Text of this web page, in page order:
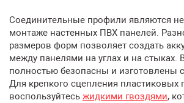
Соединительные профили являются
монтаже настенных ПВХ панелей.
размеров форм позволяет создать
между панелями на углах и на стыках.
полностью безопасны и изготовлены
Для крепкого сцепления пластиковых
воспользуйтесь жидкими гвоздями,